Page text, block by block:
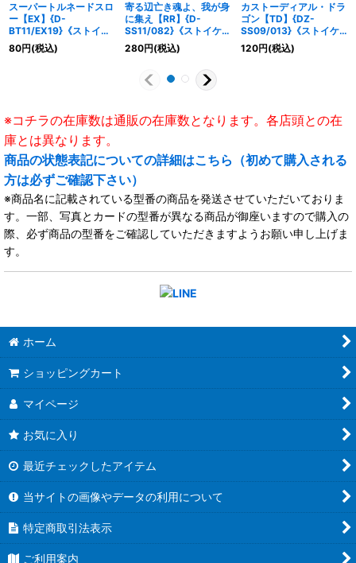
スーパートルネードスロ
ー【EX】{D-
BT11/EX19}《ストイケ
イア》
80円(税込)
寄る辺亡き魂よ、我が身
に集え【RR】{D-
SS11/082}《ストイケイ
ア》
280円(税込)
カストーディアル・ドラ
ゴン【TD】{DZ-
SS09/013}《ストイケ
イア》
120円(税込)
※コチラの在庫数は通販の在庫数となります。各店頭との在
庫とは異なります。
商品の状態表記についての詳細はこちら（初めて購入される
方は必ずご確認下さい）
※商品名に記載されている型番の商品を発送させていただいておりま
す。一部、写真とカードの型番が異なる商品が御座いますので購入の
際、必ず商品の型番をご確認していただきますようお願い申し上げま
す。
ホーム
ショッピングカート
マイページ
お気に入り
最近チェックしたアイテム
当サイトの画像やデータの利用について
特定商取引法表示
ご利用案内